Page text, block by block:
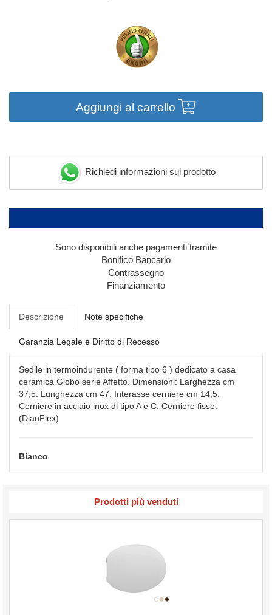
Aggiungi al carrello
Richiedi informazioni sul prodotto
Sono disponibili anche pagamenti tramite
Bonifico Bancario
Contrassegno
Finanziamento
Descrizione Note specifiche
Garanzia Legale e Diritto di Recesso
Sedile in termoindurente ( forma tipo 6 ) dedicato a casa
ceramica Globo serie Affetto. Dimensioni: Larghezza cm
37,5. Lunghezza cm 47. Interasse cerniere cm 14,5.
Cerniere in acciaio inox di tipo A e C. Cerniere fisse.
(DianFlex)
Bianco
Prodotti più venduti